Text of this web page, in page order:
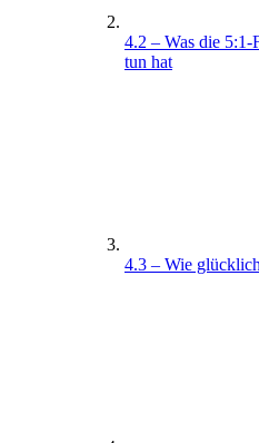
4.2 – Was die
tun hat
4.3 – Wie